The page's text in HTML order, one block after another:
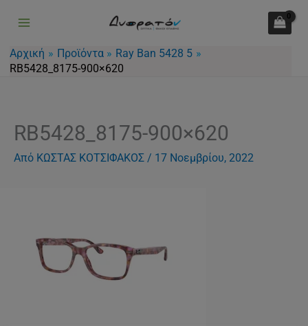
περιεχόμενο
Αρχική Προϊόντα
Ray Ban 5428 5
RB5428_8175-900×620
RB5428_8175-900×620
Από ΚΩΣΤΑΣ ΚΟΤΣΙΦΑΚΟΣ / 17 Νοεμβρίου, 2022